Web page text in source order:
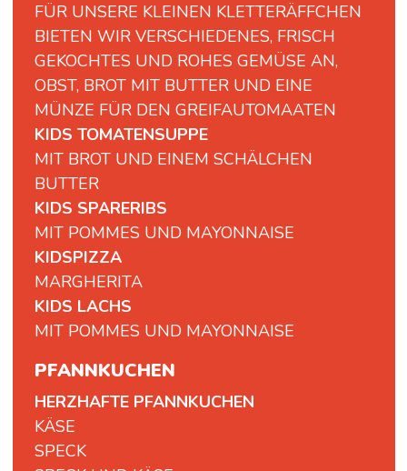
FÜR UNSERE KLEINEN KLETTERÄFFCHEN
BIETEN WIR VERSCHIEDENES, FRISCH
GEKOCHTES UND ROHES GEMÜSE AN,
OBST, BROT MIT BUTTER UND EINE
MÜNZE FÜR DEN GREIFAUTOMAATEN
KIDS TOMATENSUPPE
MIT BROT UND EINEM SCHÄLCHEN
BUTTER
KIDS SPARERIBS
MIT POMMES UND MAYONNAISE
KIDSPIZZA
MARGHERITA
KIDS LACHS
MIT POMMES UND MAYONNAISE
PFANNKUCHEN
HERZHAFTE PFANNKUCHEN
KÄSE
SPECK